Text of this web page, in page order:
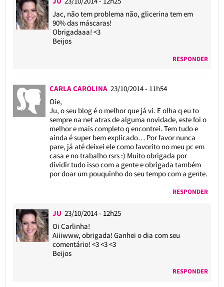
Jac, não tem problema não, glicerina tem em
90% das máscaras!
Obrigadaaa! <3
Beijos
RESPONDER
CARLA CAROLINA 23/10/2014 - 11h54
Oie,
Ju, o seu blog é o melhor que já vi. E olha q eu to
sempre na net atras de alguma novidade, este foi o
melhor e mais completo q encontrei. Tem tudo e
ainda é super bem explicado… Por favor nunca
pare, já até deixei ele como favorito no meu pc em
casa e no trabalho rsrs :) Muito obrigada por
dividir tudo isso com a gente e obrigada também
por doar um pouquinho do seu tempo com a gente.
RESPONDER
JU 23/10/2014 - 12h25
Oi Carlinha!
Aiiiwww, obrigada! Ganhei o dia com seu
comentário! <3 <3 <3
Beijos
RESPONDER